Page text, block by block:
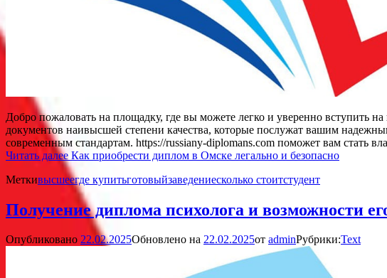
Добро пожаловать на площадку, где вы можете легко и уверенно вступить
документов наивысшей степени качества, которые послужат вашим
современным стандартам. https://russiany-diplomans.com поможет вам стать
Читать далее Как приобрести диплом в Омске легально и безопасно
Меткивысшеегде купитьготовыйзаведениесколько стоитстудент
Получение диплома психолога и возможности
Опубликовано 22.02.2025Обновлено на 22.02.2025от adminРубрики:Text